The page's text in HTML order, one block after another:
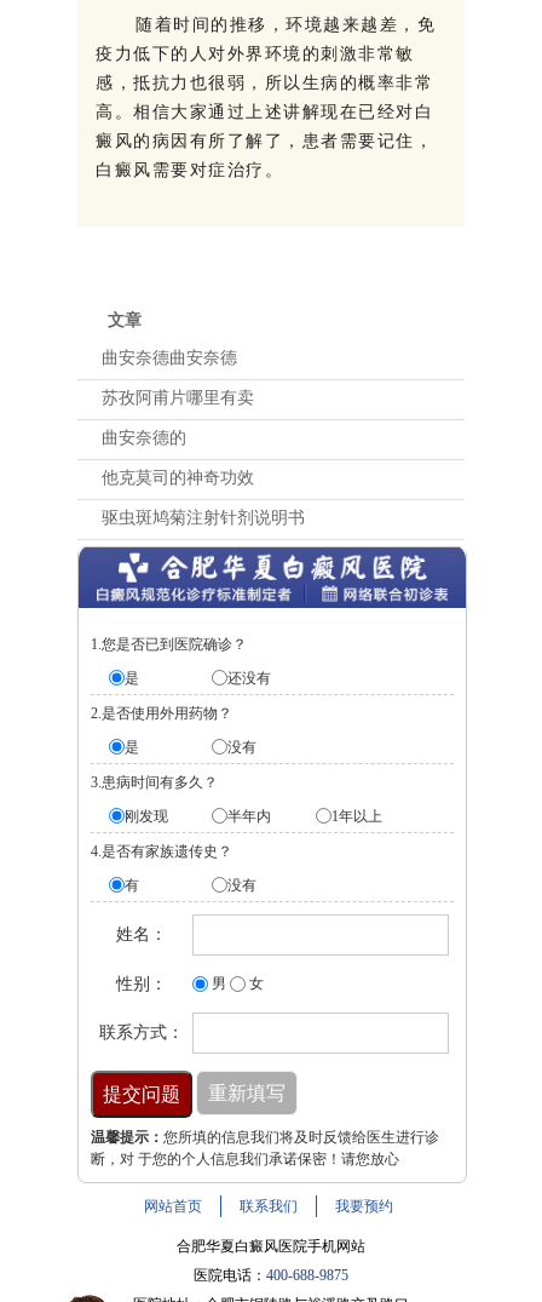
随着时间的推移，环境越来越差，免
疫力低下的人对外界环境的刺激非常敏
感，抵抗力也很弱，所以生病的概率非常
高。相信大家通过上述讲解现在已经对白
癜风的病因有所了解了，患者需要记住，
白癜风需要对症治疗。
文章
曲安奈德曲安奈德
苏孜阿甫片哪里有卖
曲安奈德的
他克莫司的神奇功效
驱虫斑鸠菊注射针剂说明书
1.您是否已到医院确诊？
是
还没有
2.是否使用外用药物？
是
没有
3.患病时间有多久？
刚发现
半年内 1年以上
4.是否有家族遗传史？
有
没有
姓名：
性别： 男 女
联系方式：
温馨提示： 您所填的信息我们将及时反馈给医生进行诊
断，对 于您的个人信息我们承诺保密！请您放心
网站首页 联系我们 我要预约
合肥华夏白癜风医院手机网站
医院电话： 400-688-9875